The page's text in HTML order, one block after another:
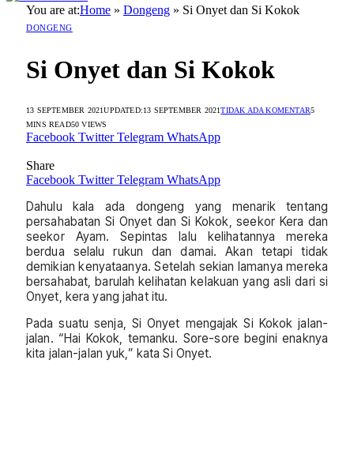
You are at:Home » Dongeng » Si Onyet dan Si Kokok
DONGENG
Si Onyet dan Si Kokok
13 SEPTEMBER 2021UPDATED:13 SEPTEMBER 2021TIDAK ADA KOMENTAR5
MINS READ50VIEWS
Facebook Twitter Telegram WhatsApp
Share
Facebook Twitter Telegram WhatsApp
Dahulu kala ada dongeng yang menarik tentang
persahabatan Si Onyet dan Si Kokok, seekor Kera dan
seekor Ayam. Sepintas lalu kelihatannya mereka
berdua selalu rukun dan damai. Akan tetapi tidak
demikian kenyataanya. Setelah sekian lamanya mereka
bersahabat, barulah kelihatan kelakuan yang asli dari si
Onyet, kera yang jahat itu.
Pada suatu senja, Si Onyet mengajak Si Kokok jalan-
jalan. “Hai Kokok, temanku. Sore-sore begini enaknya
kita jalan-jalan yuk,” kata Si Onyet.